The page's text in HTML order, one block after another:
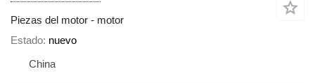
Piezas del motor - motor
Estado nuevo
China